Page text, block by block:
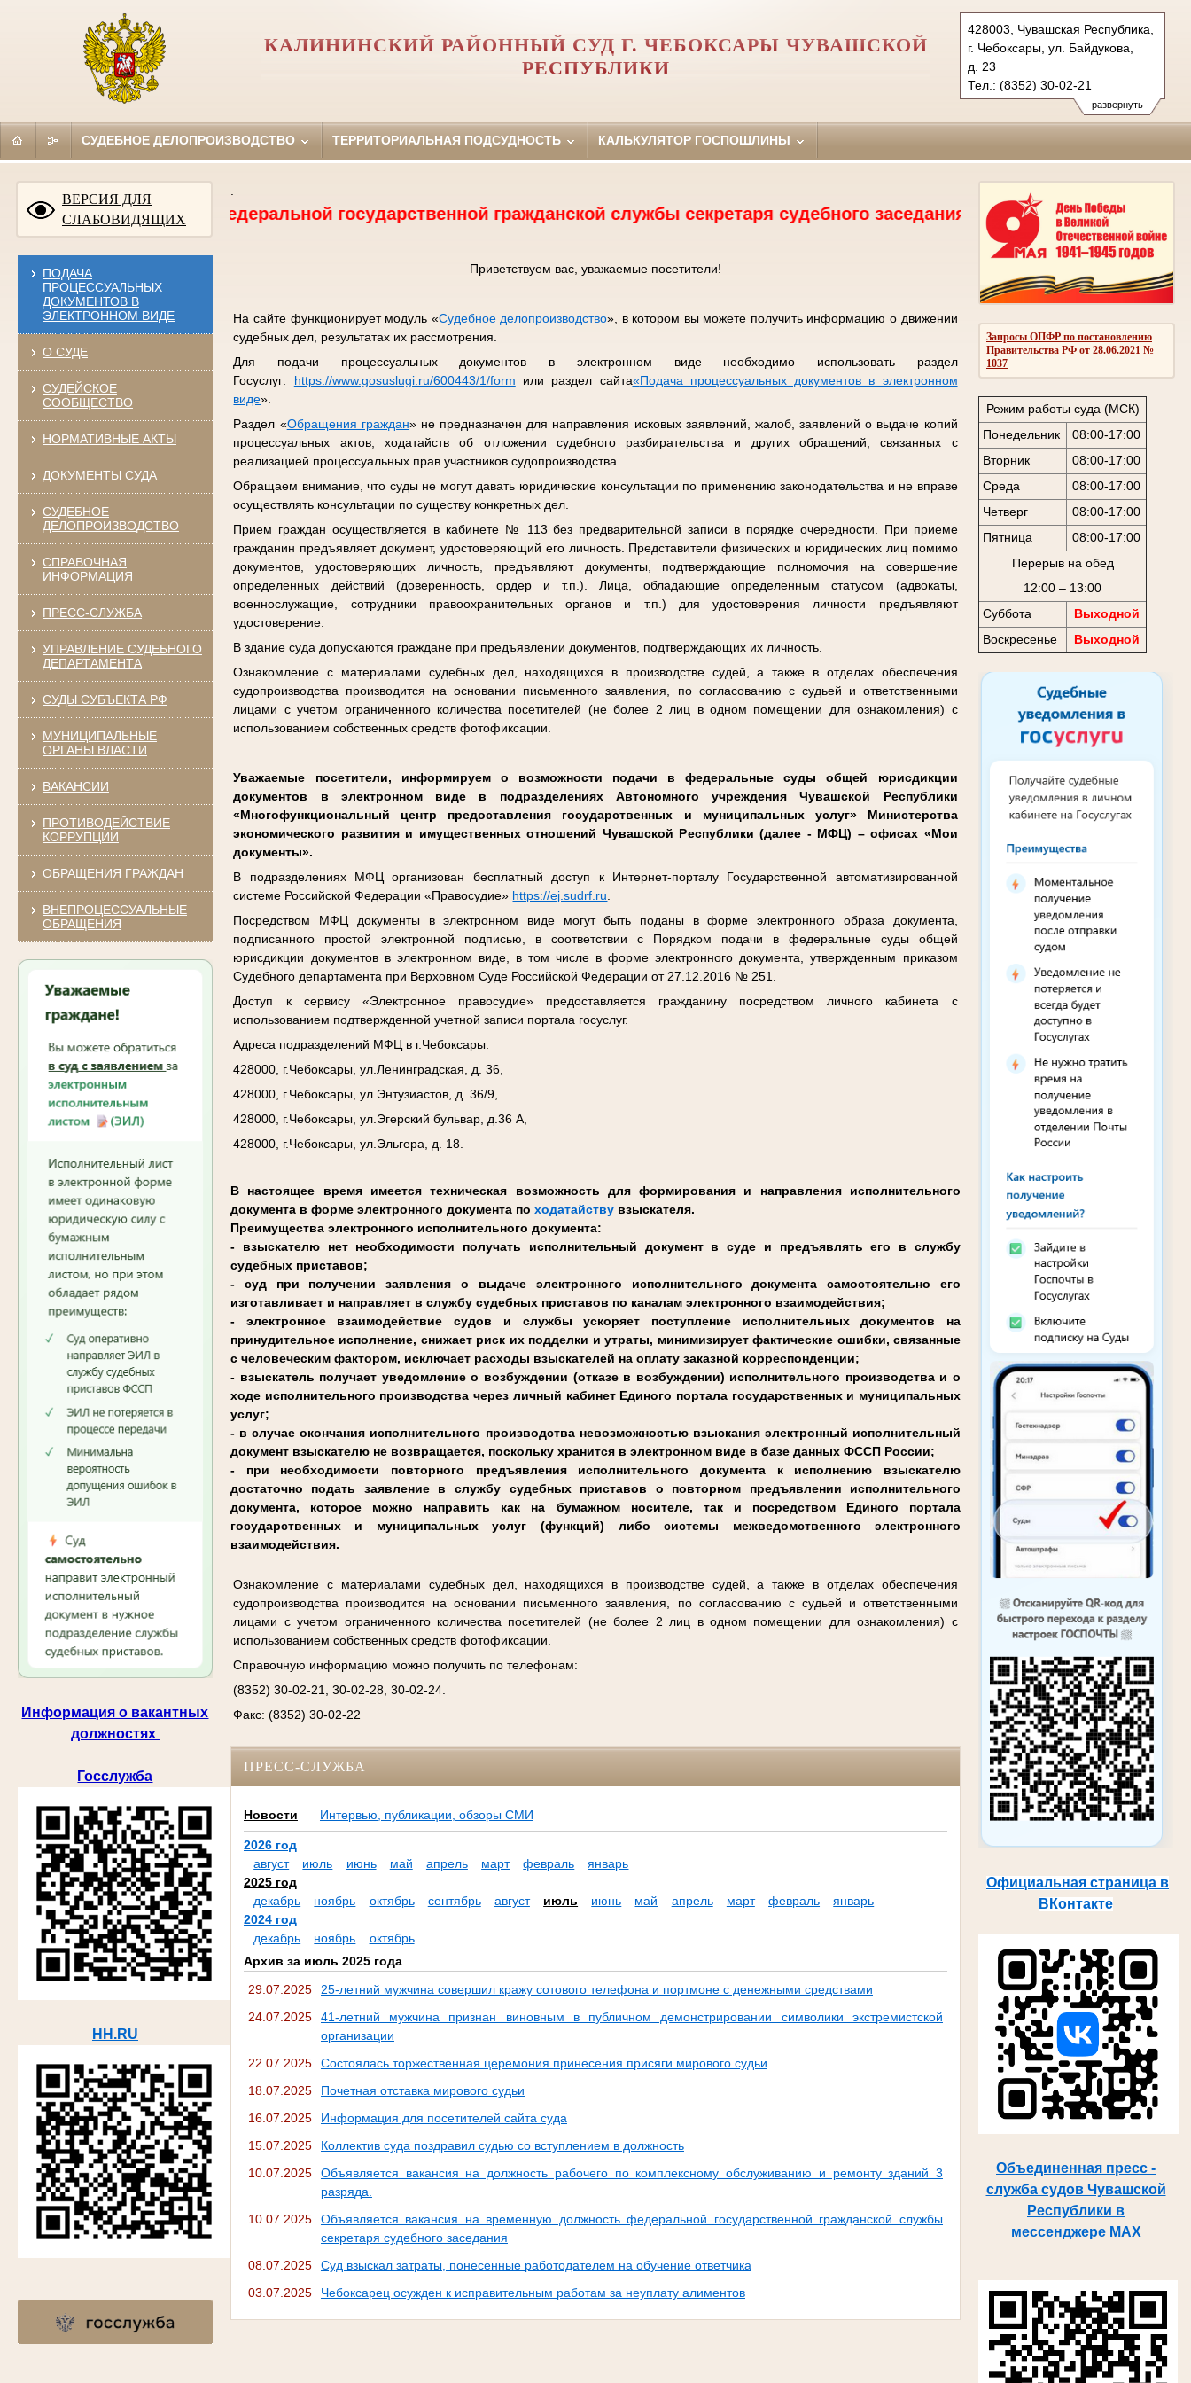
развернуть
428003, Чувашская Республика,
г. Чебоксары, ул. Байдукова,
д. 23
Тел.: (8352) 30-02-21
kalininsky.chv@sudrf.ru
КАЛИНИНСКИЙ РАЙОННЫЙ СУД Г. ЧЕБОКСАРЫ ЧУВАШСКОЙ
РЕСПУБЛИКИ
СУДЕБНОЕ ДЕЛОПРОИЗВОДСТВО ТЕРРИТОРИАЛЬНАЯ ПОДСУДНОСТЬ КАЛЬКУЛЯТОР ГОСПОШЛИНЫ
ВЕРСИЯ ДЛЯ
СЛАБОВИДЯЩИХ
ПОДАЧА
ПРОЦЕССУАЛЬНЫХ
ДОКУМЕНТОВ В
ЭЛЕКТРОННОМ ВИДЕ
О СУДЕ
СУДЕЙСКОЕ
СООБЩЕСТВО
НОРМАТИВНЫЕ АКТЫ
ДОКУМЕНТЫ СУДА
СУДЕБНОЕ
ДЕЛОПРОИЗВОДСТВО
СПРАВОЧНАЯ
ИНФОРМАЦИЯ
ПРЕСС-СЛУЖБА
УПРАВЛЕНИЕ СУДЕБНОГО
ДЕПАРТАМЕНТА
СУДЫ СУБЪЕКТА РФ
МУНИЦИПАЛЬНЫЕ
ОРГАНЫ ВЛАСТИ
ВАКАНСИИ
ПРОТИВОДЕЙСТВИЕ
КОРРУПЦИИ
ОБРАЩЕНИЯ ГРАЖДАН
ВНЕПРОЦЕССУАЛЬНЫЕ
ОБРАЩЕНИЯ
Информация о вакантных
должностях
Госслужба
HH.RU
Запросы ОПФР по постановлению
Правительства РФ от 28.06.2021 №
1037
Режим работы суда (МСК)
Понедельник
08:00-17:00
Вторник
08:00-17:00
Среда
08:00-17:00
Четверг
08:00-17:00
Пятница
08:00-17:00
Перерыв на обед
12:00 – 13:00
Суббота
Выходной
Воскресенье
Выходной
Официальная страница в
ВКонтакте
Объединенная пресс -
служба судов Чувашской
Республики в
мессенджере MAX
на должность федеральной государственной гражданской службы секретаря судебного заседания. тел.30-02-18, 30-02-19, 2
Приветствуем вас, уважаемые посетители!
На сайте функционирует модуль «Судебное делопроизводство», в котором вы можете получить информацию о движении
судебных дел, результатах их рассмотрения.
Для подачи процессуальных документов в электронном виде необходимо использовать раздел
Госуслуг: https://www.gosuslugi.ru/600443/1/form или раздел сайта«Подача процессуальных документов в электронном
виде».
Раздел «Обращения граждан» не предназначен для направления исковых заявлений, жалоб, заявлений о выдаче копий
процессуальных актов, ходатайств об отложении судебного разбирательства и других обращений, связанных с
реализацией процессуальных прав участников судопроизводства.
Обращаем внимание, что суды не могут давать юридические консультации по применению законодательства и не вправе
осуществлять консультации по существу конкретных дел.
Прием граждан осуществляется в кабинете № 113 без предварительной записи в порядке очередности. При приеме
гражданин предъявляет документ, удостоверяющий его личность. Представители физических и юридических лиц помимо
документов, удостоверяющих личность, предъявляют документы, подтверждающие полномочия на совершение
определенных действий (доверенность, ордер и т.п.). Лица, обладающие определенным статусом (адвокаты,
военнослужащие, сотрудники правоохранительных органов и т.п.) для удостоверения личности предъявляют
удостоверение.
В здание суда допускаются граждане при предъявлении документов, подтверждающих их личность.
Ознакомление с материалами судебных дел, находящихся в производстве судей, а также в отделах обеспечения
судопроизводства производится на основании письменного заявления, по согласованию с судьей и ответственными
лицами с учетом ограниченного количества посетителей (не более 2 лиц в одном помещении для ознакомления) с
использованием собственных средств фотофиксации.
Уважаемые посетители, информируем о возможности подачи в федеральные суды общей юрисдикции
документов в электронном виде в подразделениях Автономного учреждения Чувашской Республики
«Многофункциональный центр предоставления государственных и муниципальных услуг» Министерства
экономического развития и имущественных отношений Чувашской Республики (далее - МФЦ) – офисах «Мои
документы».
В подразделениях МФЦ организован бесплатный доступ к Интернет-порталу Государственной автоматизированной
системе Российской Федерации «Правосудие» https://ej.sudrf.ru.
Посредством МФЦ документы в электронном виде могут быть поданы в форме электронного образа документа,
подписанного простой электронной подписью, в соответствии с Порядком подачи в федеральные суды общей
юрисдикции документов в электронном виде, в том числе в форме электронного документа, утвержденным приказом
Судебного департамента при Верховном Суде Российской Федерации от 27.12.2016 № 251.
Доступ к сервису «Электронное правосудие» предоставляется гражданину посредством личного кабинета с
использованием подтвержденной учетной записи портала госуслуг.
Адреса подразделений МФЦ в г.Чебоксары:
428000, г.Чебоксары, ул.Ленинградская, д. 36,
428000, г.Чебоксары, ул.Энтузиастов, д. 36/9,
428000, г.Чебоксары, ул.Эгерский бульвар, д.36 А,
428000, г.Чебоксары, ул.Эльгера, д. 18.
В настоящее время имеется техническая возможность для формирования и направления исполнительного
документа в форме электронного документа по ходатайствувзыскателя.
Преимущества электронного исполнительного документа:
- взыскателю нет необходимости получать исполнительный документ в суде и предъявлять его в службу
судебных приставов;
- суд при получении заявления о выдаче электронного исполнительного документа самостоятельно его
изготавливает и направляет в службу судебных приставов по каналам электронного взаимодействия;
- электронное взаимодействие судов и службы ускоряет поступление исполнительных документов на
принудительное исполнение, снижает риск их подделки и утраты, минимизирует фактические ошибки, связанные
с человеческим фактором, исключает расходы взыскателей на оплату заказной корреспонденции;
- взыскатель получает уведомление о возбуждении (отказе в возбуждении) исполнительного производства и о
ходе исполнительного производства через личный кабинет Единого портала государственных и муниципальных
услуг;
- в случае окончания исполнительного производства невозможностью взыскания электронный исполнительный
документ взыскателю не возвращается, поскольку хранится в электронном виде в базе данных ФССП России;
- при необходимости повторного предъявления исполнительного документа к исполнению взыскателю
достаточно подать заявление в службу судебных приставов о повторном предъявлении исполнительного
документа, которое можно направить как на бумажном носителе, так и посредством Единого портала
государственных и муниципальных услуг (функций) либо системы межведомственного электронного
взаимодействия.
Ознакомление с материалами судебных дел, находящихся в производстве судей, а также в отделах обеспечения
судопроизводства производится на основании письменного заявления, по согласованию с судьей и ответственными
лицами с учетом ограниченного количества посетителей (не более 2 лиц в одном помещении для ознакомления) с
использованием собственных средств фотофиксации.
Справочную информацию можно получить по телефонам:
(8352) 30-02-21, 30-02-28, 30-02-24.
Факс: (8352) 30-02-22
ПРЕСС-СЛУЖБА
Новости Интервью, публикации, обзоры СМИ
2026 год
август
июль июнь май апрель март февраль
январь
2025 год
декабрь
ноябрь октябрь сентябрь август июль июнь май апрель март февраль
январь
2024 год
декабрь
ноябрь
октябрь
Архив за июль 2025 года
29.07.2025
25-летний мужчина совершил кражу сотового телефона и портмоне с денежными средствами
24.07.2025
41-летний мужчина признан виновным в публичном демонстрировании символики экстремистской
организации
22.07.2025
Состоялась торжественная церемония принесения присяги мирового судьи
18.07.2025
Почетная отставка мирового судьи
16.07.2025
Информация для посетителей сайта суда
15.07.2025
Коллектив суда поздравил судью со вступлением в должность
10.07.2025
Объявляется вакансия на должность рабочего по комплексному обслуживанию и ремонту зданий 3
разряда.
10.07.2025
Объявляется вакансия на временную должность федеральной государственной гражданской службы
секретаря судебного заседания
08.07.2025
Суд взыскал затраты, понесенные работодателем на обучение ответчика
03.07.2025
Чебоксарец осужден к исправительным работам за неуплату алиментов